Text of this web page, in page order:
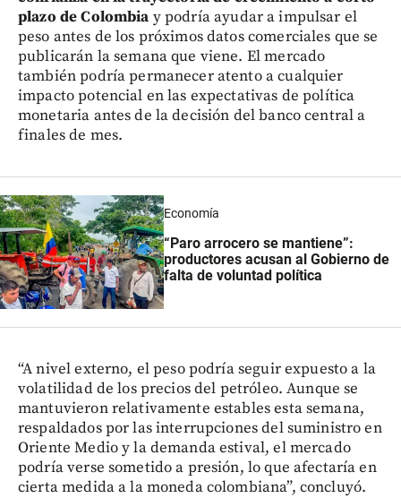
plazo de Colombia y podría ayudar a impulsar el
peso antes de los próximos datos comerciales que se
publicarán la semana que viene. El mercado
también podría permanecer atento a cualquier
impacto potencial en las expectativas de política
monetaria antes de la decisión del banco central a
finales de mes.
Economía
“Paro arrocero se mantiene”:
productores acusan al Gobierno de
falta de voluntad política
“A nivel externo, el peso podría seguir expuesto a la
volatilidad de los precios del petróleo. Aunque se
mantuvieron relativamente estables esta semana,
respaldados por las interrupciones del suministro en
Oriente Medio y la demanda estival, el mercado
podría verse sometido a presión, lo que afectaría en
cierta medida a la moneda colombiana”, concluyó.